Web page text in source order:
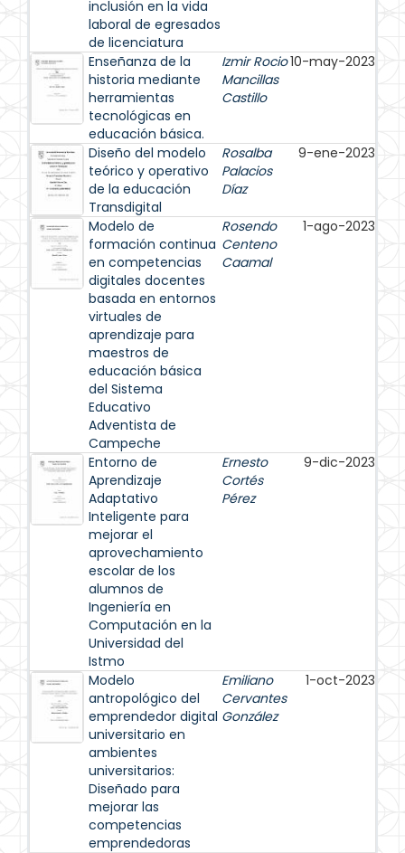
inclusión en la vida
laboral de egresados
de licenciatura
Enseñanza de la
historia mediante
herramientas
tecnológicas en
educación básica.
Izmir Rocio
Mancillas
Castillo
10-may-2023
Diseño del modelo
teórico y operativo
de la educación
Transdigital
Rosalba
Palacios
Díaz
9-ene-2023
Modelo de
formación continua
en competencias
digitales docentes
basada en entornos
virtuales de
aprendizaje para
maestros de
educación básica
del Sistema
Educativo
Adventista de
Campeche
Rosendo
Centeno
Caamal
1-ago-2023
Entorno de
Aprendizaje
Adaptativo
Inteligente para
mejorar el
aprovechamiento
escolar de los
alumnos de
Ingeniería en
Computación en la
Universidad del
Istmo
Ernesto
Cortés
Pérez
9-dic-2023
Modelo
antropológico del
emprendedor digital
universitario en
ambientes
universitarios:
Diseñado para
mejorar las
competencias
emprendedoras
Emiliano
Cervantes
González
1-oct-2023